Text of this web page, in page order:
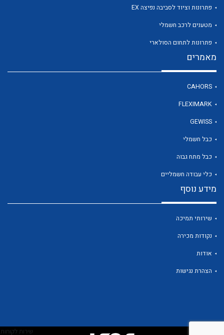
שירות לקוחות
לכל מוצרי היצרן
פתרונות וציוד לסביבה נפיצה EX
מטענים לרכב חשמלי
פתרונות לתחום הסולארי
מאמרים
CAHORS
FLEXIMARK
GEWISS
כבל חשמלי
כבל מתח גבוה
כלי עבודה חשמליים
מידע נוסף
שירותי תמיכה
נקודות מכירה
אודות
הצהרת נגישות